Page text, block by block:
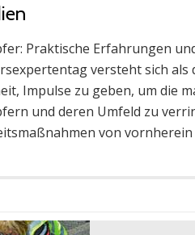
Praktische Erfahrungen
versteht sich
Impulse zu geben, um die
und deren Umfeld zu
von